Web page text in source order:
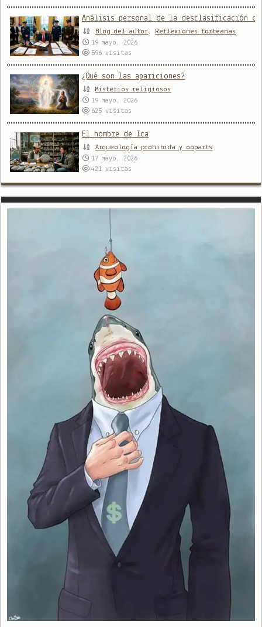
Análisis personal de la desclasificación de
Blog del autor,
Reflexiones forteanas
19 mayo, 2026
596visitas
¿Qué son las apariciones?
Misterios religiosos
19 mayo, 2026
625visitas
El hombre de Ica
Arqueología prohibida y ooparts
17 mayo, 2026
421visitas